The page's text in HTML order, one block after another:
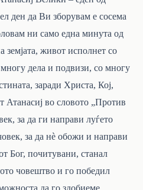
ден да Ви зборувам е сосема
ни само една минута од
земјата, живот исполнет со
дела и подвизи, со многу
заради Христа, Кој,
Атанасиј во словото „Против
за да ги направи луѓето
за да нè обожи и направи
Бог, почитувани, станал
човештво и го победил